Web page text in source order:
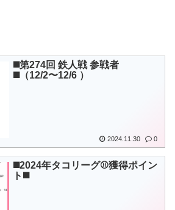
◼️第274回 鉄人戦 参戦者
◼️（12/2〜12/6 ）
2024.11.30 0
◼️2024年タコリーグ⚾️獲得ポイン
ト◼️